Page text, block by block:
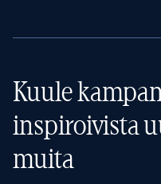
Kuule
inspiroivista
muita